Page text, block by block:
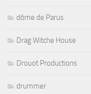
dôme de Parus
Drag Witche House
Drouot Productions
drummer